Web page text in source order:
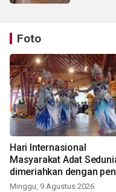
Foto
Hari Internasional
Masyarakat Adat
dimeriahkan dengan
seni budaya Bali
Minggu, 9 Agustus 2026